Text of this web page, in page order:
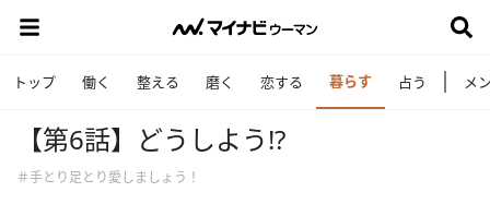
トップ 働く 整える 磨く 恋する 暮らす 占う メ
【第6話】どうしよう!?
＃手とり足とり愛しましょう！